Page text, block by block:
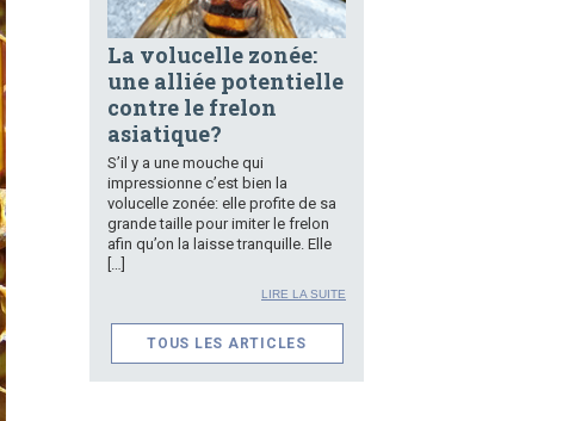
La volucelle zonée:
une alliée potentielle
contre le frelon
asiatique?
S’il y a une mouche qui
impressionne c’est bien la
volucelle zonée: elle profite de sa
grande taille pour imiter le frelon
afin qu’on la laisse tranquille. Elle
[…]
LIRE LA SUITE
TOUS LES ARTICLES